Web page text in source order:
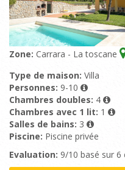
Zone: Carrara - La toscane
Type de maison: Villa
Personnes: 9-10
Chambres doubles: 4
Chambres avec 1 lit: 1
Salles de bains: 3
Piscine: Piscine privée
Evaluation: 9/10 basé sur